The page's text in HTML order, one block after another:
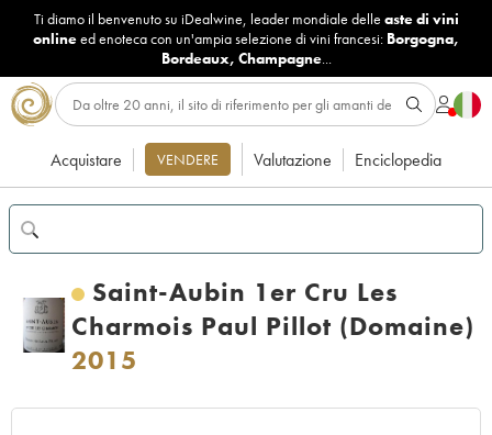
Ti diamo il benvenuto su iDealwine, leader mondiale delle aste di vini
onlineed enoteca con un'ampia selezione di vini francesi: Borgogna,
Bordeaux, Champagne...
Acquistare VENDERE Valutazione Enciclopedia
Saint-Aubin 1er Cru Les
Charmois Paul Pillot (Domaine)
2015